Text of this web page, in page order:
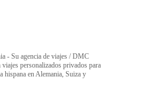
- Su agencia de viajes / DMC
viajes personalizados privados para
hispana en Alemania, Suiza y